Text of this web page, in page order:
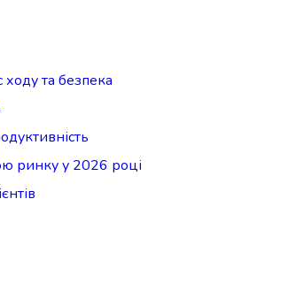
та безпека
ринку у 2026 році